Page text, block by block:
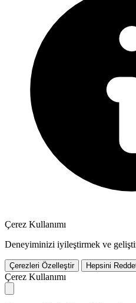
Çerez Kullanımı
Deneyiminizi iyileştirmek ve
Çerezleri Özelleştir Hepsini
Çerez Kullanımı